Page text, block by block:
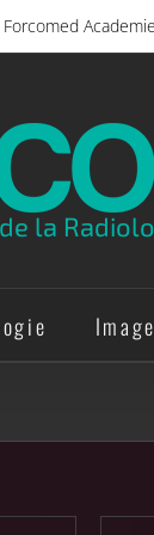
Forcomed Academie
la